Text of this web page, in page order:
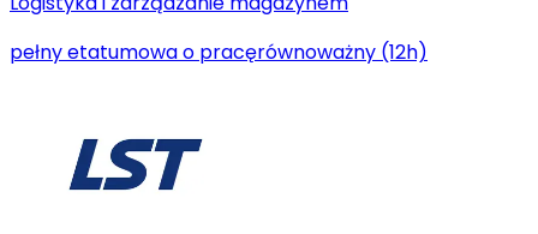
pełny etatumowa o pracęrównoważny (12h)